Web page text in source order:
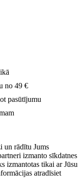
no 49 €
pasūtījumu
un rādītu Jums
izmanto sīkdatnes
izmantotas tikai ar Jūsu
atradīsiet